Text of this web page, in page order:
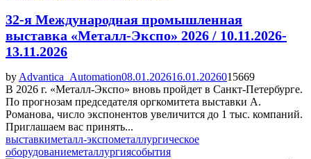
32-я Международная промышленная
выставка «Металл-Экспо» 2026 / 10.11.2026-
13.11.2026
by Advantica_Automation08.01.202616.01.2026015669
В 2026 г. «Металл-Экспо» вновь пройдет в Санкт-Петербурге.
По прогнозам председателя оргкомитета выставки А.
Романова, число экспонентов увеличится до 1 тыс. компаний.
Приглашаем вас принять...
выставкиметалл-экспометаллургическое
оборудованиеметаллургиясобытия